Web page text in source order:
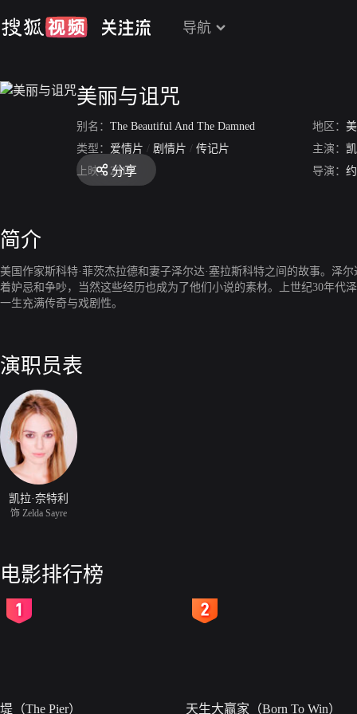
导航
美丽与诅咒
别名： The Beautiful And The Damned 地区：
类型： 爱情片 / 剧情片 / 传记片 主演：
上映： 2010 导演：
分享
简介
美国作家斯科特·菲茨杰拉德和妻子泽尔达·塞拉斯科特之间的故事。泽
着妒忌和争吵，当然这些经历也成为了他们小说的素材。上世纪30年代
一生充满传奇与戏剧性。
演职员表
凯拉·奈特利
饰 Zelda Sayre
电影排行榜
堤（The Pier） 天生大赢家（Born To Win）